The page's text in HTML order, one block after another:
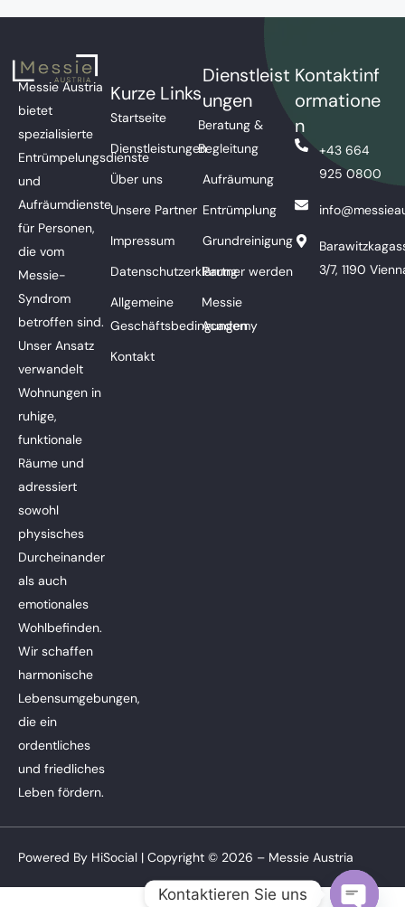
Messie Austria
bietet
spezialisierte
Entrümpelungsdienste
und
Aufräumdienste
für Personen,
die vom
Messie-
Syndrom
betroffen sind.
Unser Ansatz
verwandelt
Wohnungen in
ruhige,
funktionale
Räume und
adressiert
sowohl
physisches
Durcheinander
als auch
emotionales
Wohlbefinden.
Wir schaffen
harmonische
Lebensumgebungen,
die ein
ordentliches
und friedliches
Leben fördern.
Kurze Links
Startseite
Dienstleistungen
Über uns
Unsere Partner
Impressum
Datenschutzerklärung
Allgemeine
Geschäftsbedingungen
Kontakt
Dienstleist
ungen
Beratung &
Begleitung
Aufräumung
Entrümplung
Grundreinigung
Partner werden
Messie
Academy
Kontaktinf
ormatione
n
+43 664
925 0800
3/7, 1190
Powered By HiSocial | Copyright © 2026 – Messie Austria
Kontaktieren Sie uns